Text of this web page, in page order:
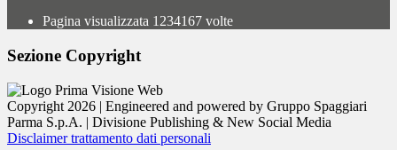
Pagina visualizzata 1234167 volte
Sezione Copyright
Copyright 2026 | Engineered and powered by Gruppo Spaggiari
Parma S.p.A. | Divisione Publishing & New Social Media
Disclaimer trattamento dati personali